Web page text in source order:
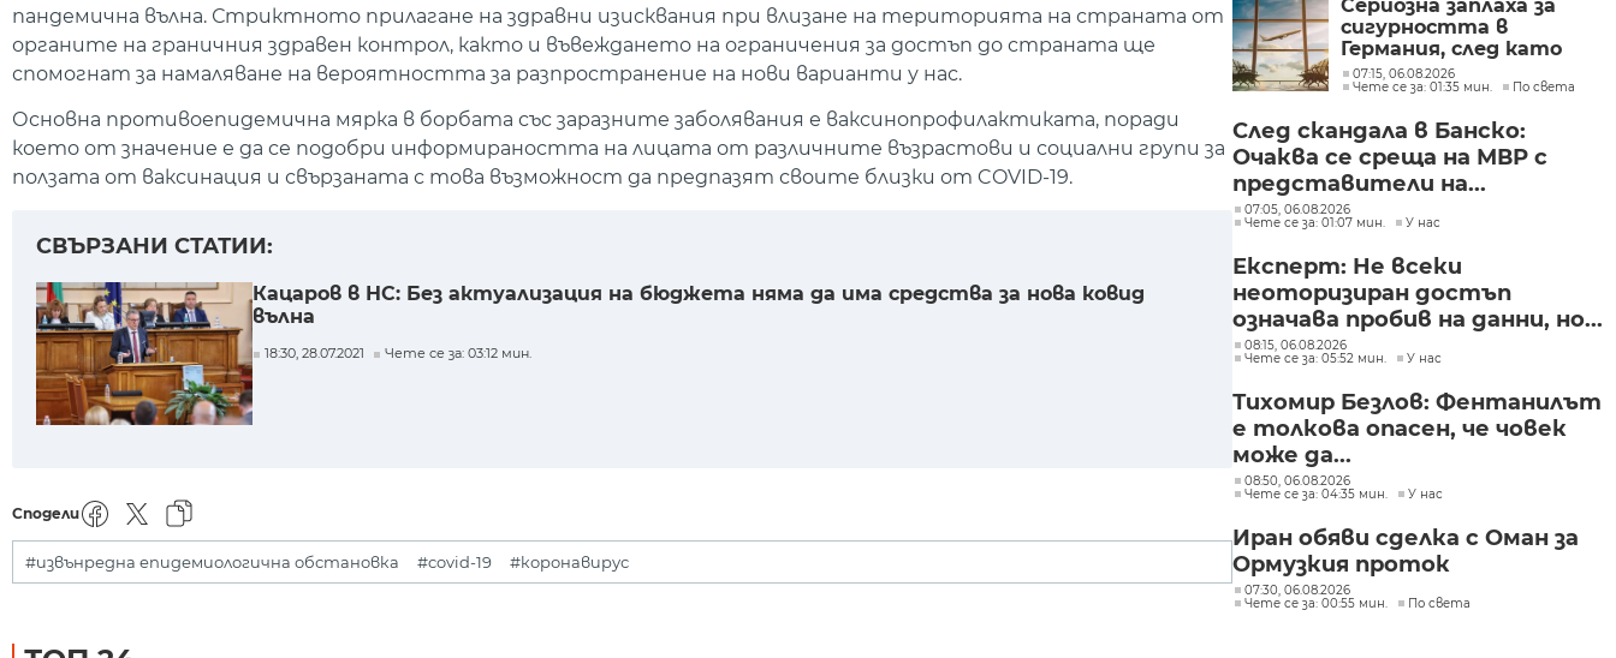
пандемична вълна. Стриктното прилагане на здравни изисквания при влизане на територията на страната от
органите на граничния здравен контрол, както и въвеждането на ограничения за достъп до страната ще
спомогнат за намаляване на вероятността за разпространение на нови варианти у нас.
Основна противоепидемична мярка в борбата със заразните заболявания е ваксинопрофилактиката, поради
което от значение е да се подобри информираността на лицата от различните възрастови и социални групи за
ползата от ваксинация и свързаната с това възможност да предпазят своите близки от COVID-19.
СВЪРЗАНИ СТАТИИ:
Кацаров в НС: Без актуализация на бюджета няма да има средства за нова ковид
вълна
18:30, 28.07.2021 Чете се за: 03:12 мин.
Сподели
#извънредна епидемиологична обстановка #covid-19 #коронавирус
Сериозна заплаха за
сигурността в
Германия, след като
дрон беше намерен на
летището в Лайпциг
07:15, 06.08.2026
Чете се за: 01:35 мин.
По света
След скандала в Банско:
Очаква се среща на МВР с
представители на...
07:05, 06.08.2026
Чете се за: 01:07 мин.
У нас
Експерт: Не всеки
неоторизиран достъп
означава пробив на данни, но...
08:15, 06.08.2026
Чете се за: 05:52 мин.
У нас
Тихомир Безлов: Фентанилът
е толкова опасен, че човек
може да...
08:50, 06.08.2026
Чете се за: 04:35 мин.
У нас
Иран обяви сделка с Оман за
Ормузкия проток
07:30, 06.08.2026
Чете се за: 00:55 мин.
По света